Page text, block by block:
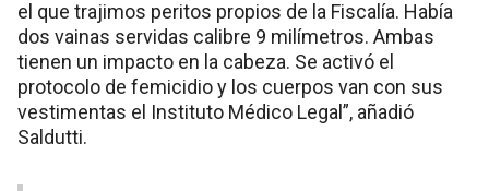
el que trajimos peritos propios de la Fiscalía. Había
dos vainas servidas calibre 9 milímetros. Ambas
tienen un impacto en la cabeza. Se activó el
protocolo de femicidio y los cuerpos van con sus
vestimentas el Instituto Médico Legal”, añadió
Saldutti.